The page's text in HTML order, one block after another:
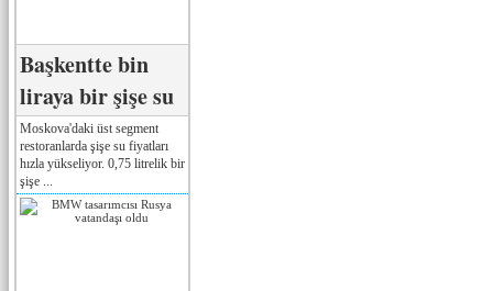
Başkentte bin
liraya bir şişe su
Moskova'daki üst segment
restoranlarda şişe su fiyatları
hızla yükseliyor. 0,75 litrelik bir
şişe ...